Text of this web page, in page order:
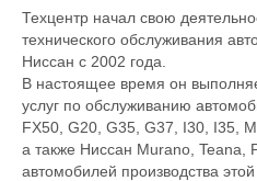
Техцентр начал свою
технического обслуживания
Ниссан с 2002 года.
В настоящее время он
услуг по обслуживанию
FX50, G20, G35, G37, I30, I35,
а также Ниссан Murano, Teana,
автомобилей производства